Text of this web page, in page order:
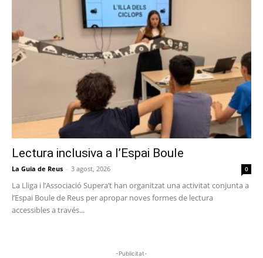
Lectura inclusiva a l’Espai Boule
La Guia de Reus - 3 agost, 2026 0
La Lliga i l’Associació Supera’t han organitzat una activitat conjunta a
l’Espai Boule de Reus per apropar noves formes de lectura
accessibles a través...
-Publicitat-